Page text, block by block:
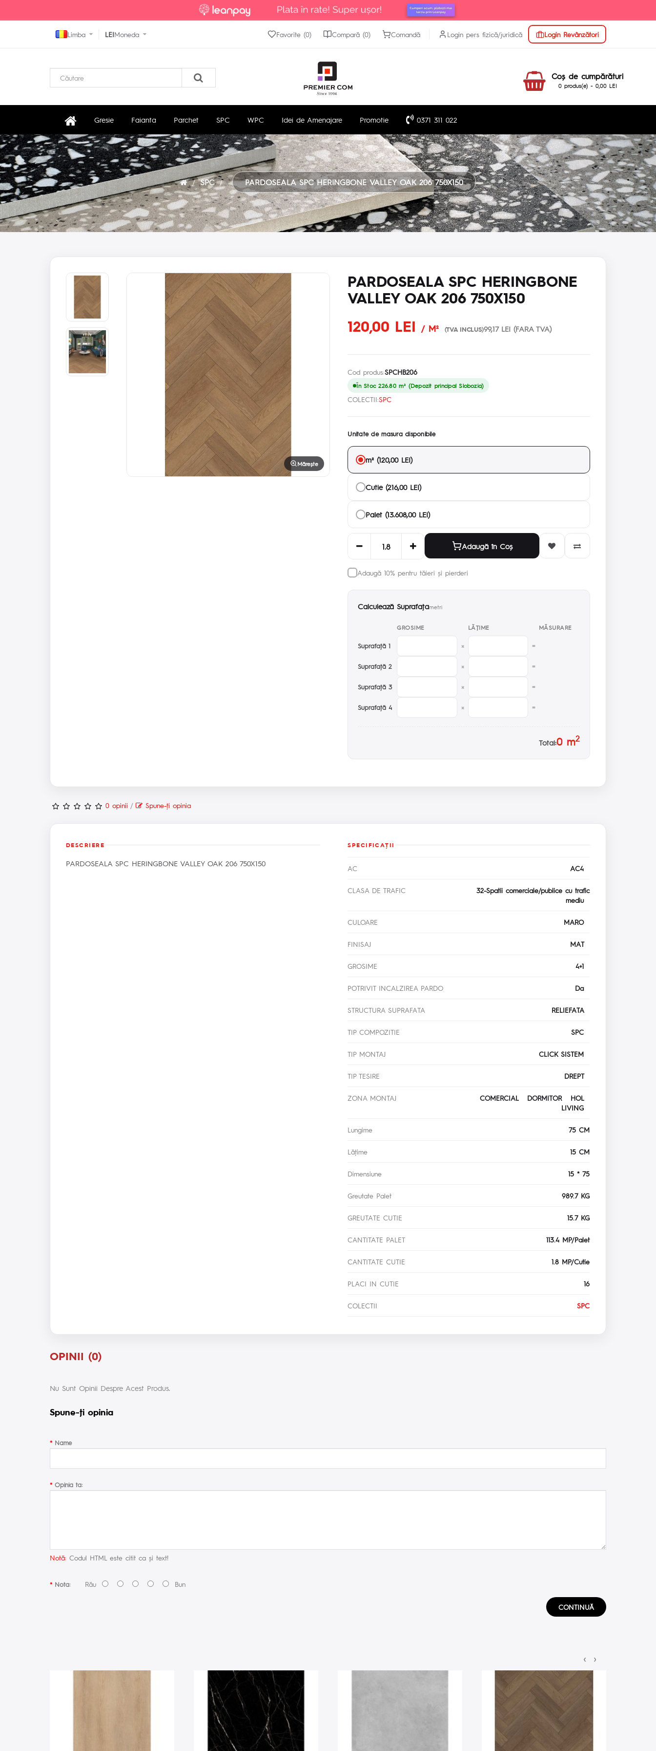
Limba LEIMoneda Login Revânzători
Login pers fizică/juridică
Favorite (0) Compară (0) Comandă
Coş de cumpărături
0 produs(e) - 0,00 LEI
Gresie Faianta Parchet SPC WPC Idei de Amenajare Promotie 0371 311 022
SPC PARDOSEALA SPC HERINGBONE VALLEY OAK 206 750X150
Mărește
PARDOSEALA SPC HERINGBONE
VALLEY OAK 206 750X150
120,00 LEI
/ M² (TVA INCLUS)99,17 LEI (FARA TVA)
Cod produs:SPCHB206
În Stoc 226.80 m² (Depozit principal Slobozia)
COLECTII:SPC
Unitate de masura disponibile
m² (120,00 LEI)
Cutie (216,00 LEI)
Palet (13.608,00 LEI)
Adaugă în Coş
Adaugă 10% pentru tăieri și pierderi
Calculează Suprafaţametri
GROSIME LĂŢIME MĂSURARE
Suprafaţă 1 × =
Suprafaţă 2 × =
Suprafaţă 3 × =
Suprafaţă 4 × =
Total:0m2
0 opinii / Spune-ţi opinia
DESCRIERE
PARDOSEALA SPC HERINGBONE VALLEY OAK 206 750X150
SPECIFICAŢII
AC AC4
CLASA DE TRAFIC
32-Spatii comerciale/publice cu trafic
mediu
CULOARE MARO
FINISAJ MAT
GROSIME 4+1
POTRIVIT INCALZIREA PARDO Da
STRUCTURA SUPRAFATA RELIEFATA
TIP COMPOZITIE SPC
TIP MONTAJ CLICK SISTEM
TIP TESIRE DREPT
ZONA MONTAJ
COMERCIAL DORMITOR HOL
LIVING
Lungime 75 CM
Lăţime 15 CM
Dimensiune 15 * 75
Greutate Palet 989.7 KG
GREUTATE CUTIE 15.7 KG
CANTITATE PALET 113.4 MP/Palet
CANTITATE CUTIE 1.8 MP/Cutie
PLACI IN CUTIE 16
COLECTII SPC
OPINII (0)
Nu Sunt Opinii Despre Acest Produs.
Spune-ţi opinia
Name
Opinia ta:
Notă: Codul HTML este citit ca şi text!
Nota:Rău Bun
CONTINUĂ
‹ ›